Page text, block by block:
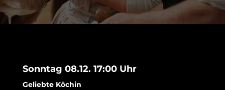
Sonntag 08.12. 17:00 Uhr
Geliebte Köchin